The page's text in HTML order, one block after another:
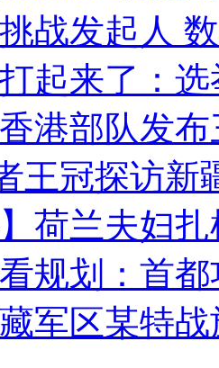
战发起人
起来了：
港部队发
王冠探访新
】荷兰夫妇
规划：首
军区某特